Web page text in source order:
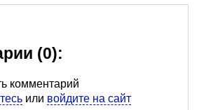
(0):
комментарий
или войдите на сайт